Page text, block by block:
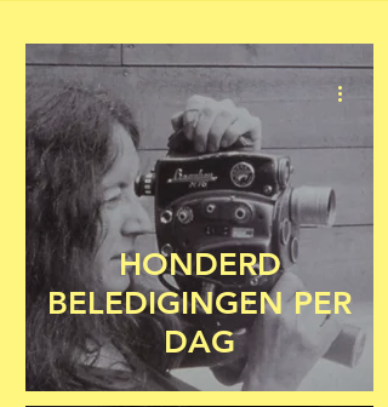
HONDERD
BELEDIGINGEN PER
DAG